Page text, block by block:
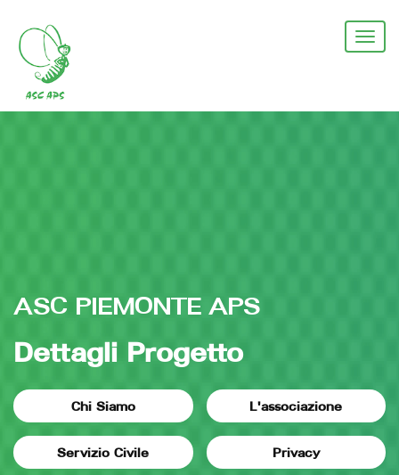
contenuto
principale
ASC PIEMONTE APS
Dettagli Progetto
Chi Siamo L'associazione
Servizio Civile Privacy